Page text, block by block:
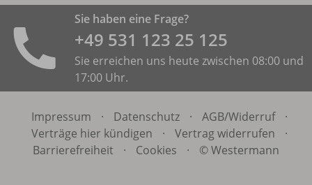
Sie haben eine Frage?
+49 531 ­123 25 125
Sie erreichen uns heute zwischen 08:00 und
17:00 Uhr.
Impressum · Datenschutz · AGB/Widerruf
·
Verträge hier kündigen
· Vertrag widerrufen
·
Barrierefreiheit
· Cookies · © Westermann